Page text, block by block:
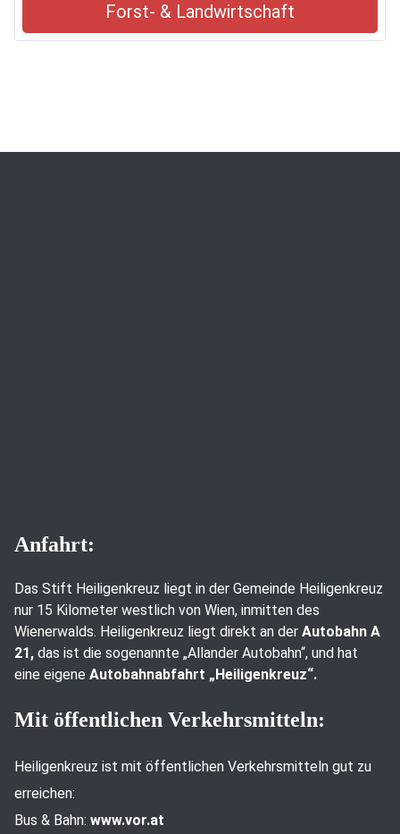
Forst- & Landwirtschaft
Anfahrt:
Das Stift Heiligenkreuz liegt in der Gemeinde Heiligenkreuz
nur 15 Kilometer westlich von Wien, inmitten des
Wienerwalds. Heiligenkreuz liegt direkt an der Autobahn A
21, das ist die sogenannte „Allander Autobahn“, und hat
eine eigene Autobahnabfahrt „Heiligenkreuz“.
Mit öffentlichen Verkehrsmitteln:
Heiligenkreuz ist mit öffentlichen Verkehrsmitteln gut zu
erreichen:
Bus & Bahn: www.vor.at